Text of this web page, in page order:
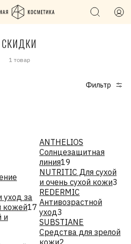
СКИДКИ
1 товар
Фильтр
уход за
кожей17
и
ANTHELIOS
Солнцезащитная
линия19
NUTRITIC Для сухой
и очень сухой кожи3
REDERMIC
Антивозрастной
уход3
SUBSTIANE
Средства для зрелой
кожи2